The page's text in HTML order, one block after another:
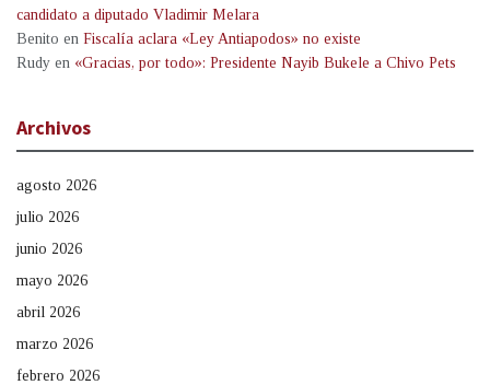
candidato a diputado Vladimir Melara
Benito en Fiscalía aclara «Ley Antiapodos» no existe
Rudy en «Gracias, por todo»: Presidente Nayib Bukele a Chivo Pets
Archivos
agosto 2026
julio 2026
junio 2026
mayo 2026
abril 2026
marzo 2026
febrero 2026